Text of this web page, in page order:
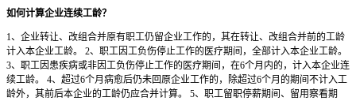
如何计算企业连续工龄？
1、企业转让、改组合并原有职工仍留企业工作的，其在转让、改组合并前的工龄
计入本企业工龄。 2、职工因工负伤停止工作的医疗期间，全部计入本企业工龄。
3、职工因患疾病或非因工负伤停止工作的医疗期间，在6个月内的，计入本企业连
续工龄。 4、超过6个月病愈后仍未回原企业工作的，除超过6个月的期间不计入工
龄外，其前后本企业的工龄仍应合并计算。 5、职工留职停薪期间、留用察看期